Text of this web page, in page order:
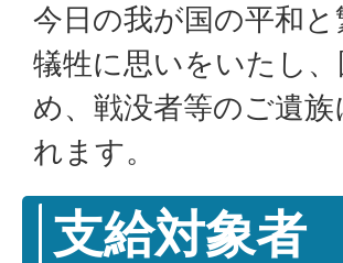
今日の我が国の平和
犠牲に思いをいたし
め、戦没者等のご遺
れます。
支給対象者